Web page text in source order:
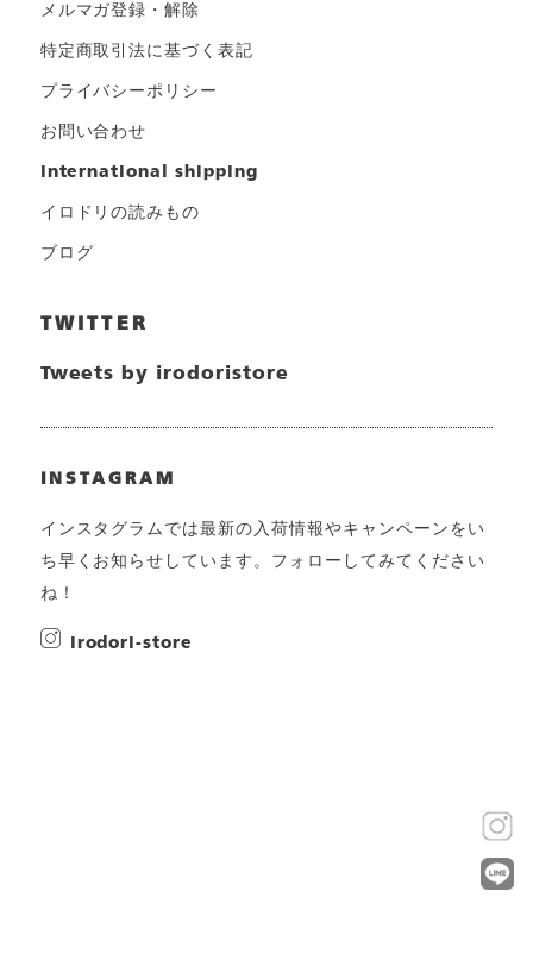
メルマガ登録・解除
特定商取引法に基づく表記
プライバシーポリシー
お問い合わせ
international shipping
イロドリの読みもの
ブログ
TWITTER
Tweets by irodoristore
INSTAGRAM
インスタグラムでは最新の入荷情報やキャンペーンをい
ち早くお知らせしています。フォローしてみてください
ね！
irodori-store